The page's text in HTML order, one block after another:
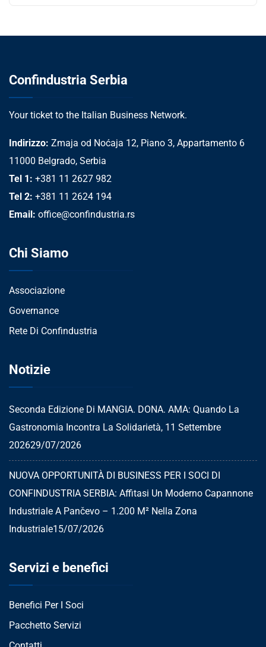
Confindustria Serbia
Your ticket to the Italian Business Network.
Indirizzo: Zmaja od Noćaja 12, Piano 3, Appartamento 6
11000 Belgrado, Serbia
Tel 1: +381 11 2627 982
Tel 2: +381 11 2624 194
Email: office@confindustria.rs
Chi Siamo
Associazione
Governance
Rete Di Confindustria
Notizie
Seconda Edizione Di MANGIA. DONA. AMA: Quando La
Gastronomia Incontra La Solidarietà, 11 Settembre
202629/07/2026
NUOVA OPPORTUNITÀ DI BUSINESS PER I SOCI DI
CONFINDUSTRIA SERBIA: Affitasi Un Moderno Capannone
Industriale A Pančevo – 1.200 M² Nella Zona
Industriale15/07/2026
Servizi e benefici
Benefici Per I Soci
Pacchetto Servizi